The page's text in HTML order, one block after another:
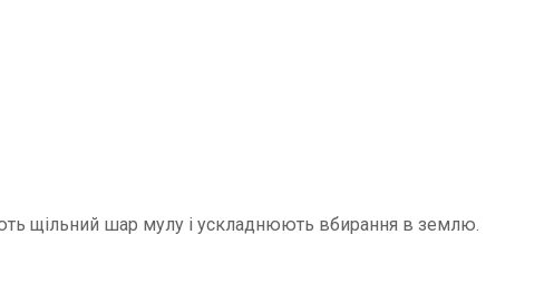
щільний шар мулу і ускладнюють вбирання в землю.